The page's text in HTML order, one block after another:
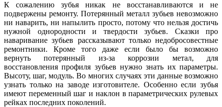
К сожалению зубья никак не восстанавливаются и не
подвержены ремонту. Потерянный металл зубьев невозможно
ни наварить, ни напылить просто, потому что нельзя достичь
нужной однородности и твердости зубьев. Сказки про
наваривание зубьев рассказывают только недобросовестные
ремонтники. Кроме того даже если было бы возможно
вернуть потерянный из-за коррозии метал, для
восстановления профиля зубьев нужно знать их параметры.
Высоту, шаг, модуль. Во многих случаях эти данные возможно
узнать только на заводе изготовителе. Особенно если зубья
имеют переменный шаг и наклон в параметрических рулевых
рейках последних поколений.